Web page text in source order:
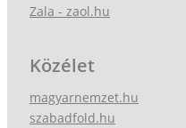
Zala - zaol.hu
Közélet
magyarnemzet.hu
szabadfold.hu